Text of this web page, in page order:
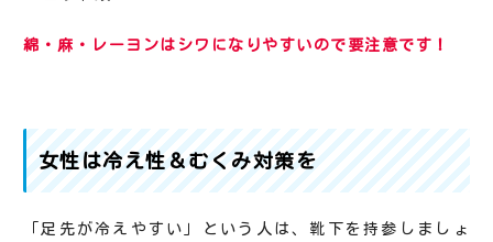
綿・麻・レーヨンはシワになりやすいので要注意です！
女性は冷え性＆むくみ対策を
「足先が冷えやすい」という人は、靴下を持参しましょ